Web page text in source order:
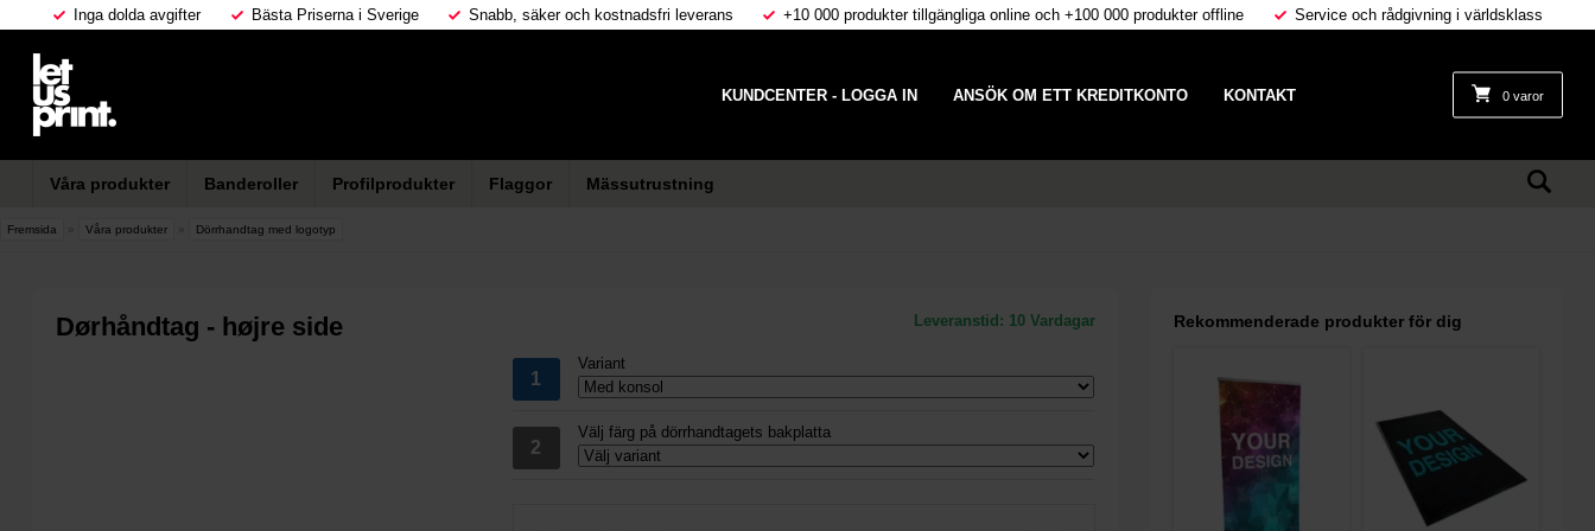
Inga dolda avgifter Bästa Priserna i Sverige Snabb, säker och kostnadsfri leverans +10 000 produkter tillgängliga online och +100 000 produkter offline Service och rådgivning i världsklass
0 varor
KUNDCENTER - LOGGA IN ANSÖK OM ETT KREDITKONTO KONTAKT
Våra produkter Banderoller Profilprodukter Flaggor Mässutrustning
Fremsida Våra produkter Dörrhandtag med logotyp
Leveranstid: 10 Vardagar
Dørhåndtag - højre side
Variant
Välj färg på dörrhandtagets bakplatta
Rekommenderade produkter för dig